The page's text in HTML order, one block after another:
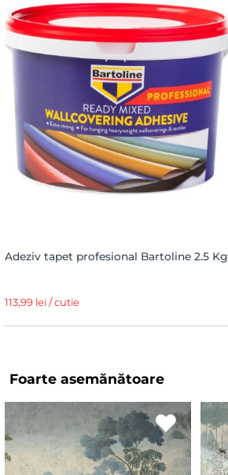
Adeziv tapet profesional Bartoline 2.5 Kg
113,99 lei / cutie
Foarte asemănătoare